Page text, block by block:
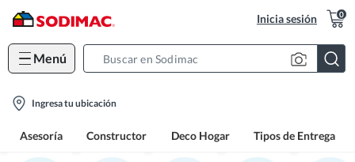
Inicia sesión 0
Menú
location-
Ingresa tu ubicación
Asesoría Constructor Deco Hogar Tipos de Entrega